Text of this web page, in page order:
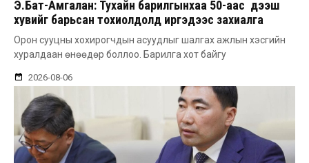
Э.Бат-Амгалан: Тухайн барилгынхаа 50-аас дээш
хувийг барьсан тохиолдолд иргэдээс захиалга
авдаг болгоно
Орон сууцны хохирогчдын асуудлыг шалгах ажлын хэсгийн
хуралдаан өнөөдөр боллоо. Барилга хот байгу
2026-08-06